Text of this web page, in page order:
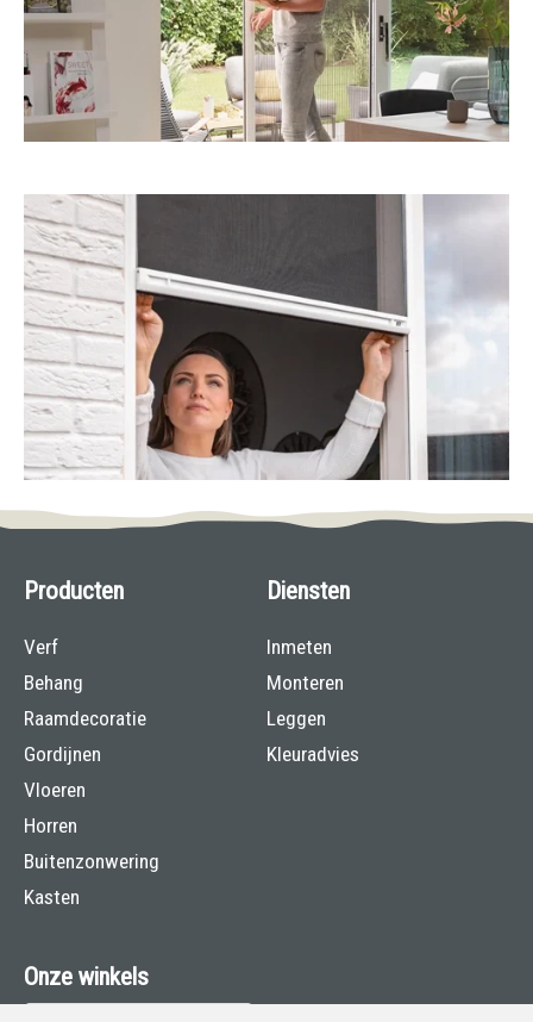
Producten
Verf
Behang
Raamdecoratie
Gordijnen
Vloeren
Horren
Buitenzonwering
Kasten
Diensten
Inmeten
Monteren
Leggen
Kleuradvies
Onze winkels